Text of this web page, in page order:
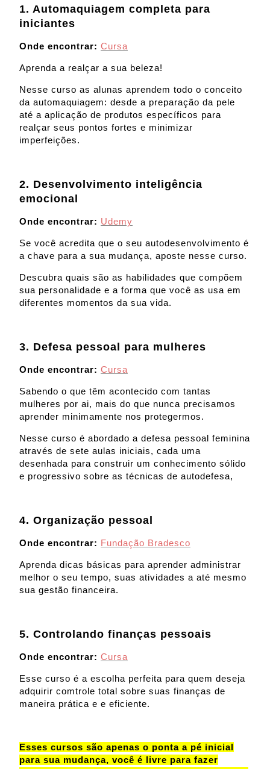
1. Automaquiagem completa para
iniciantes
Onde encontrar: Cursa
Aprenda a realçar a sua beleza!
Nesse curso as alunas aprendem todo o conceito
da automaquiagem: desde a preparação da pele
até a aplicação de produtos específicos para
realçar seus pontos fortes e minimizar
imperfeições.
2. Desenvolvimento inteligência
emocional
Onde encontrar: Udemy
Se você acredita que o seu autodesenvolvimento é
a chave para a sua mudança, aposte nesse curso.
Descubra quais são as habilidades que compõem
sua personalidade e a forma que você as usa em
diferentes momentos da sua vida.
3. Defesa pessoal para mulheres
Onde encontrar: Cursa
Sabendo o que têm acontecido com tantas
mulheres por ai, mais do que nunca precisamos
aprender minimamente nos protegermos.
Nesse curso é abordado a defesa pessoal feminina
através de sete aulas iniciais, cada uma
desenhada para construir um conhecimento sólido
e progressivo sobre as técnicas de autodefesa,
4. Organização pessoal
Onde encontrar: Fundação Bradesco
Aprenda dicas básicas para aprender administrar
melhor o seu tempo, suas atividades a até mesmo
sua gestão financeira.
5. Controlando finanças pessoais
Onde encontrar: Cursa
Esse curso é a escolha perfeita para quem deseja
adquirir comtrole total sobre suas finanças de
maneira prática e e eficiente.
Esses cursos são apenas o ponta a pé inicial
para sua mudança, você é livre para fazer